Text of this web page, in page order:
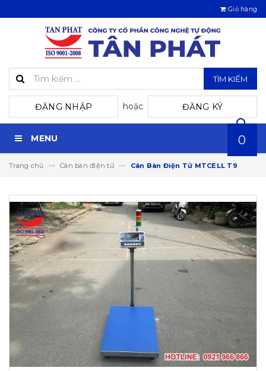
Giỏ hàng
TÌM KIẾM
ĐĂNG NHẬP hoặc ĐĂNG KÝ
MENU 0
Trang chủ Cân bàn điện tử Cân Bàn Điện Tử MTCELL T9